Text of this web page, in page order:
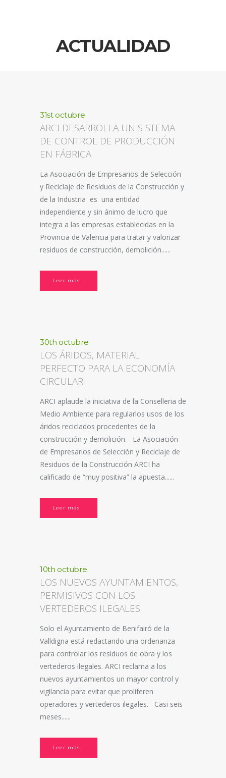
ACTUALIDAD
31st octubre
ARCI DESARROLLA UN SISTEMA
DE CONTROL DE PRODUCCIÓN
EN FÁBRICA
La Asociación de Empresarios de Selección
y Reciclaje de Residuos de la Construcción y
de la Industria es una entidad
independiente y sin ánimo de lucro que
integra a las empresas establecidas en la
Provincia de Valencia para tratar y valorizar
residuos de construcción, demolición......
Leer más
30th octubre
LOS ÁRIDOS, MATERIAL
PERFECTO PARA LA ECONOMÍA
CIRCULAR
ARCI aplaude la iniciativa de la Conselleria de
Medio Ambiente para regularlos usos de los
áridos reciclados procedentes de la
construcción y demolición. La Asociación
de Empresarios de Selección y Reciclaje de
Residuos de la Construcción ARCI ha
calificado de “muy positiva” la apuesta......
Leer más
10th octubre
LOS NUEVOS AYUNTAMIENTOS,
PERMISIVOS CON LOS
VERTEDEROS ILEGALES
Solo el Ayuntamiento de Benifairó de la
Valldigna está redactando una ordenanza
para controlar los residuos de obra y los
vertederos ilegales. ARCI reclama a los
nuevos ayuntamientos un mayor control y
vigilancia para evitar que proliferen
operadores y vertederos ilegales. Casi seis
meses......
Leer más